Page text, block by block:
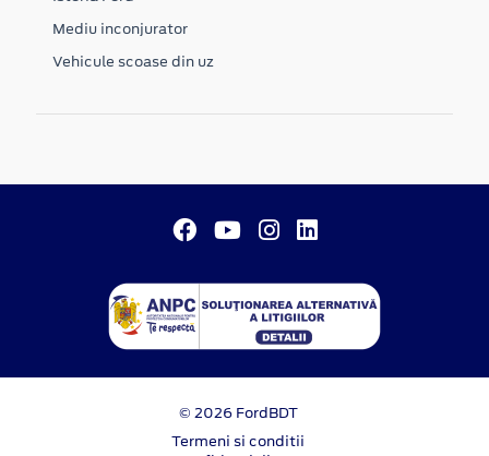
Mediu inconjurator
Vehicule scoase din uz
© 2026 FordBDT
Termeni si conditii